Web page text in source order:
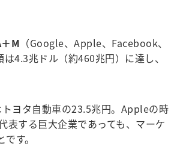
M （Google、Apple、Facebook、
4.3兆ドル（約460兆円）に達し、
ヨタ自動車の23.5兆円。Appleの時
表する巨大企業であっても、マーケ
す。